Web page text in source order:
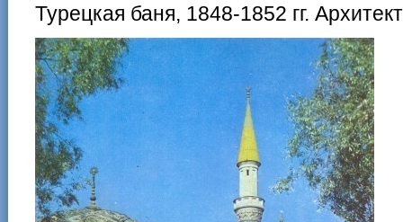
Турецкая баня, 1848-1852 гг.